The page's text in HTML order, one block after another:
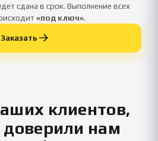
сдана в срок. Выполнение всех
«под ключ».
Заказать
клиентов,
нам